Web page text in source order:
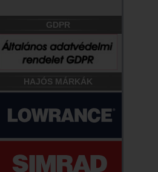
GDPR
HAJÓS MÁRKÁK